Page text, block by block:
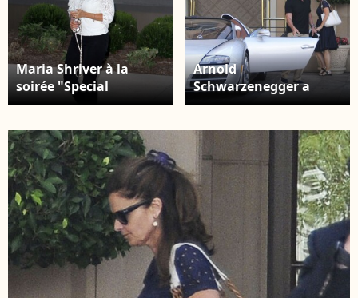
Maria Shriver à la
soirée "Special
Olympics Dance
Wallis Annenberg à
Beverly Hills, le 31
juillet 2015
Arnold
Schwarzenegger a
célébré son
mère, Maria Shriver et
leurs enfants, à l'Hôtel
Montage de Beverly
Hills, le 30 juillet 2015.